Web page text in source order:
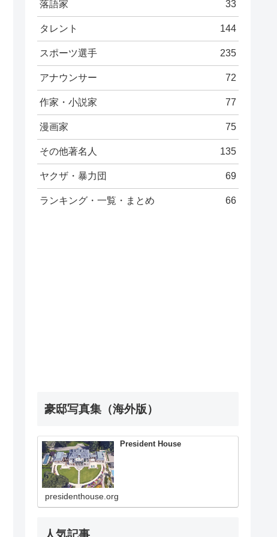
落語家 33
タレント 144
スポーツ選手 235
アナウンサー 72
作家・小説家 77
漫画家 75
その他著名人 135
ヤクザ・暴力団 69
ランキング・一覧・まとめ 66
豪邸写真集（海外版）
President House
presidenthouse.org
人気記事